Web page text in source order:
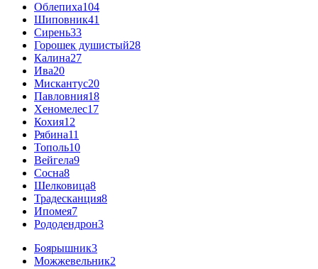
Облепиха104
Шиповник41
Сирень33
Горошек душистый28
Калина27
Ива20
Мискантус20
Павловния18
Хеномелес17
Кохия12
Рябина11
Тополь10
Вейгела9
Сосна8
Шелковица8
Традесканция8
Ипомея7
Рододендрон3
Боярышник3
Можжевельник2